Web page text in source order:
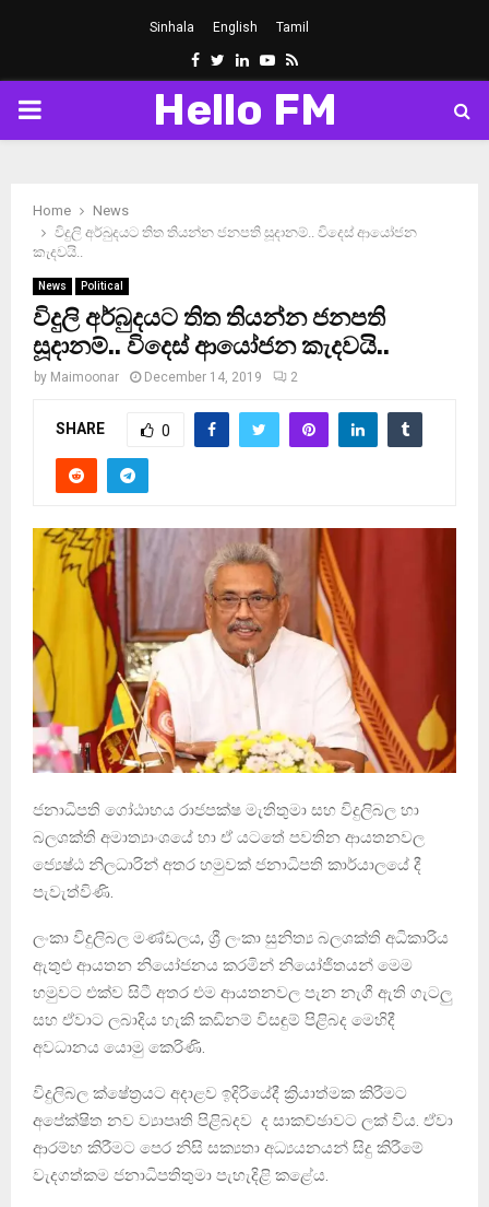
Sinhala English Tamil
Facebook
Twitter
LinkedinYoutube
Rss
PRIMARY
Hello FM
Home
News
විදුලි අර්බුදයට තිත තියන්න ජනපති සූදානම්.. විදෙස් ආයෝජන
කැදවයි..
News Political
විදුලි අර්බුදයට තිත තියන්න ජනපති
සූදානම්.. විදෙස් ආයෝජන කැදවයි..
by Maimoonar December 14, 2019 2
SHARE 0
ජනාධිපති ගෝඨාභය රාජපක්ෂ මැතිතුමා සහ විදුලිබල හා
බලශක්ති අමාත්‍යාංශයේ හා ඒ යටතේ පවතින ආයතනවල
ජ්‍යෙෂ්ඨ නිලධාරින් අතර හමුවක් ජනාධිපති කාර්යාලයේ දී
පැවැත්විණි.
ලංකා විදුලිබල මණ්ඩලය, ශ්‍රී ලංකා සුනිත්‍ය බලශක්ති අධිකාරිය
ඇතුළු ආයතන නියෝජනය කරමින් නියෝජිතයන් මෙම
හමුවට එක්ව සිටී අතර එම ආයතනවල පැන නැගී ඇති ගැටලු
සහ ඒවාට ලබාදිය හැකි කඩිනම් විසඳුම් පිළිබද මෙහිදී
අවධානය යොමු කෙරිණි.
විදුලිබල ක්ෂේත්‍රයට අදාළව ඉදිරියේදී ක්‍රියාත්මක කිරීමට
අපේක්ෂිත නව ව්‍යාපෘති පිළිබදව ද සාකච්ඡාවට ලක් විය. ඒවා
ආරම්භ කිරීමට පෙර නිසි සක්‍යතා අධ්‍යයනයන් සිදු කිරීමේ
වැදගත්කම ජනාධිපතිතුමා පැහැදිළි කළේය.